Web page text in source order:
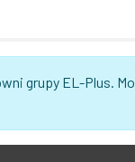
grupy EL-Plus.